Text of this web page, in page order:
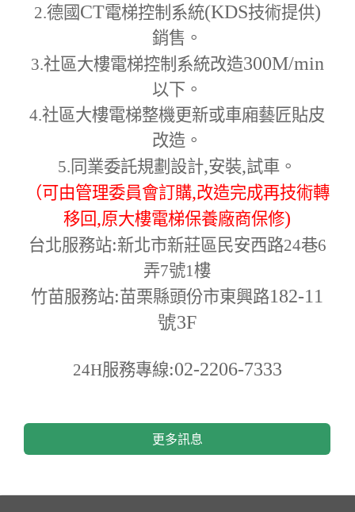
2.德國 CT電梯控制系統(KDS技術提供)
銷售。
3.社區大樓電梯控制系統改造300M/min
以下。
4.社區大樓電梯整機更新或車廂藝匠貼皮
改造。
5. 同業委託規劃設計,安裝,試車。
（可由管理委員會訂購,改造完成再技術轉
移回,原大樓電梯保養廠商保修)
台北服務站:新北市新莊區民安西路24巷6
弄7號1樓
竹苗服務站:苗栗縣頭份市東興路182-11
號3F
24H服務專線:02-2206-7333
更多訊息